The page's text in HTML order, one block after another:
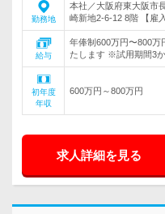
勤務地
本社／大阪府東大阪市
崎新地2-6-12 8階 【雇
給与
年俸制600万円〜800
たします ※試用期間3
初年度
年収
600万円～800万円
求人詳細を見る